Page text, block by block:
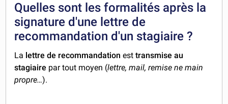
Quelles sont les formalités après la
signature d'une lettre de
recommandation d'un stagiaire ?
La lettre de recommandation esttransmise au
stagiaire par tout moyen (lettre, mail, remise ne main
propre…).